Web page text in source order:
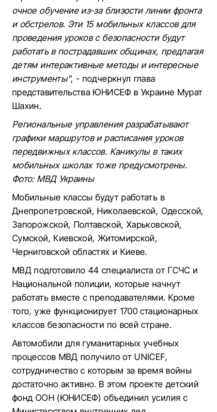
очное обучение из-за близости линии фронта
и обстрелов. Эти 15 мобильных классов для
проведения уроков с безопасности будут
работать в пострадавших общинах, предлагая
детям интерактивные методы и интересные
инструменты", - подчеркнул глава
представительства ЮНИСЕФ в Украине Мурат
Шахин.
Региональные управления разрабатывают
графики маршрутов и расписания уроков
передвижных классов. Каникулы в таких
мобильных школах тоже предусмотрены.
Фото: МВД Украины
Мобильные классы будут работать в
Днепропетровской, Николаевской, Одесской,
Запорожской, Полтавской, Харьковской,
Сумской, Киевской, Житомирской,
Черниговской областях и Киеве.
МВД подготовило 44 специалиста от ГСЧС и
Национальной полиции, которые начнут
работать вместе с преподавателями. Кроме
того, уже функционирует 1700 стационарных
классов безопасности по всей стране.
Автомобили для гуманитарных учебных
процессов МВД получило от UNICEF,
сотрудничество с которым за время войны
достаточно активно. В этом проекте детский
фонд ООН (ЮНИСЕФ) объединил усилия с